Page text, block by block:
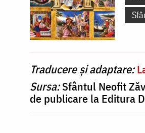
Traducere și adaptare:
Sursa:Sfântul Neofit
de publicare la Editura